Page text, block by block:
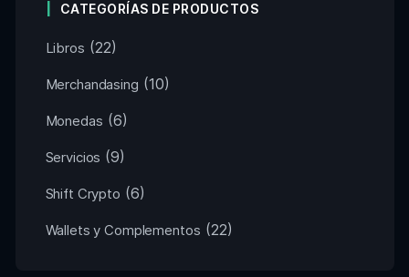
CATEGORÍAS DE PRODUCTOS
Libros (22)
Merchandasing (10)
Monedas (6)
Servicios (9)
Shift Crypto (6)
Wallets y Complementos (22)